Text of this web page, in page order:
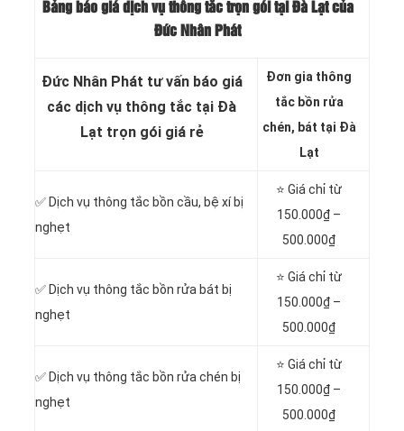
Bảng báo giá dịch vụ thông tắc trọn gói tại Đà Lạt của
Đức Nhân Phát
Đức Nhân Phát tư vấn báo giá
các dịch vụ thông tắc tại Đà
Lạt trọn gói giá rẻ
Đơn gia thông
tắc bồn rửa
chén, bát tại Đà
Lạt
✅ Dịch vụ thông tắc bồn cầu, bệ xí bị
nghẹt
⭐ Giá chỉ từ
150.000₫ –
500.000₫
✅ Dịch vụ thông tắc bồn rửa bát bị
nghẹt
⭐ Giá chỉ từ
150.000₫ –
500.000₫
✅ Dịch vụ thông tắc bồn rửa chén bị
nghẹt
⭐ Giá chỉ từ
150.000₫ –
500.000₫